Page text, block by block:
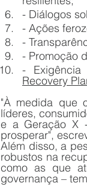
- Diálogos
- Ações
-
- Promoção
-
Recovery
"À medida que
líderes,
e a Geração X
prosperar",
Além disso, a
robustos na
como as que
governança –